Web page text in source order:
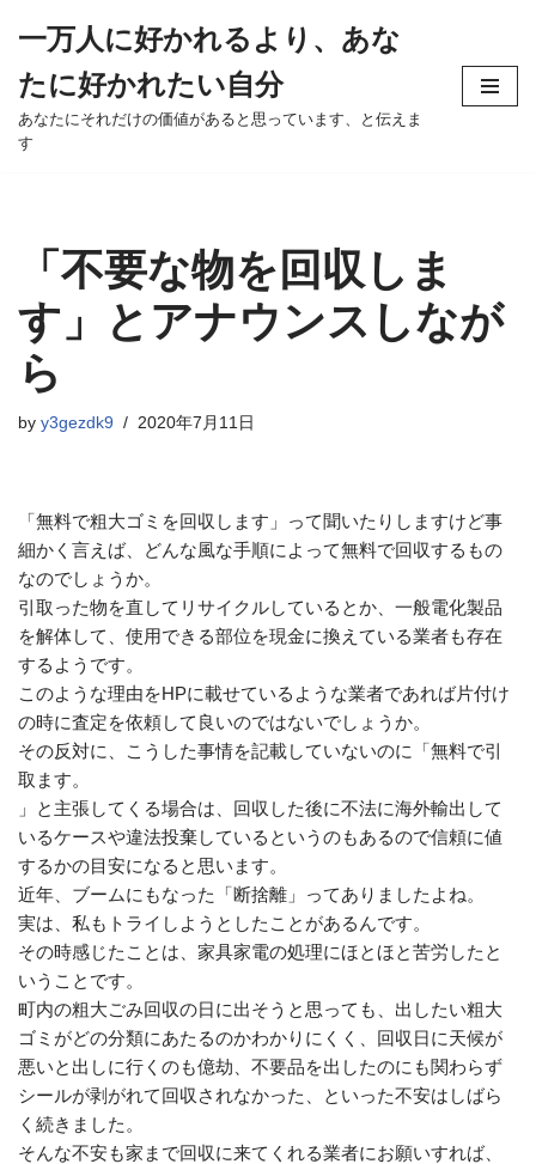
to
content
一万人に好かれるより、あな
たに好かれたい自分
あなたにそれだけの価値があると思っています、と伝えま
す
「不要な物を回収しま
す」とアナウンスしなが
ら
by y3gezdk9 2020年7月11日
「無料で粗大ゴミを回収します」って聞いたりしますけど事
細かく言えば、どんな風な手順によって無料で回収するもの
なのでしょうか。
引取った物を直してリサイクルしているとか、一般電化製品
を解体して、使用できる部位を現金に換えている業者も存在
するようです。
このような理由をHPに載せているような業者であれば片付け
の時に査定を依頼して良いのではないでしょうか。
その反対に、こうした事情を記載していないのに「無料で引
取ます。
」と主張してくる場合は、回収した後に不法に海外輸出して
いるケースや違法投棄しているというのもあるので信頼に値
するかの目安になると思います。
近年、ブームにもなった「断捨離」ってありましたよね。
実は、私もトライしようとしたことがあるんです。
その時感じたことは、家具家電の処理にほとほと苦労したと
いうことです。
町内の粗大ごみ回収の日に出そうと思っても、出したい粗大
ゴミがどの分類にあたるのかわかりにくく、回収日に天候が
悪いと出しに行くのも億劫、不要品を出したのにも関わらず
シールが剥がれて回収されなかった、といった不安はしばら
く続きました。
そんな不安も家まで回収に来てくれる業者にお願いすれば、